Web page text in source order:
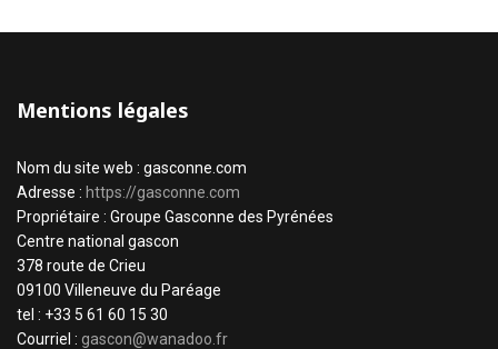
Mentions légales
Nom du site web : gasconne.com
Adresse : https://gasconne.com
Propriétaire : Groupe Gasconne des Pyrénées
Centre national gascon
378 route de Crieu
09100 Villeneuve du Paréage
tel : +33 5 61 60 15 30
Courriel : gascon@wanadoo.fr